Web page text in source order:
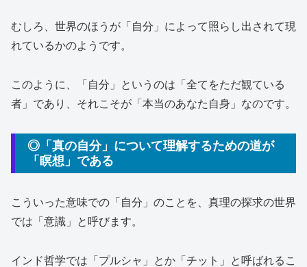
むしろ、世界のほうが「自分」によって照らし出されて現
れているかのようです。
このように、「自分」というのは「全てをただ観ている
者」であり、それこそが「本当のあなた自身」なのです。
◎「真の自分」について理解するための道が
「瞑想」である
こういった意味での「自分」のことを、真理の探求の世界
では「意識」と呼びます。
インド哲学では「プルシャ」とか「チット」と呼ばれるこ